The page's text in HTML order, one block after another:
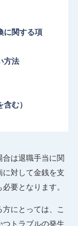
に関する項
方法
む）
は退職手当に関
対して金銭を支
要となります。
にとっては、こ
つトラブルの発生